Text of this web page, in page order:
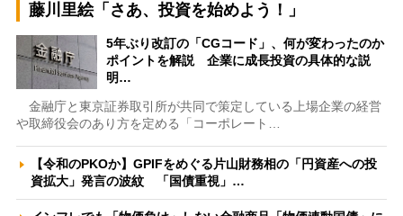
藤川里絵「さあ、投資を始めよう！」
5年ぶり改訂の「CGコード」、何が変わったのか
ポイントを解説 企業に成長投資の具体的な説
明…
金融庁と東京証券取引所が共同で策定している上場企業の経営
や取締役会のあり方を定める「コーポレート…
【令和のPKOか】GPIFをめぐる片山財務相の「円資産への投
資拡大」発言の波紋 「国債重視」…